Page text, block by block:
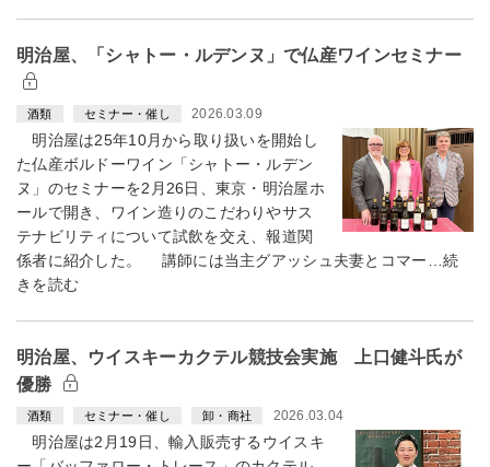
明治屋、「シャトー・ルデンヌ」で仏産ワインセミナー
酒類 セミナー・催し 2026.03.09
明治屋は25年10月から取り扱いを開始し
た仏産ボルドーワイン「シャトー・ルデン
ヌ」のセミナーを2月26日、東京・明治屋ホ
ールで開き、ワイン造りのこだわりやサス
テナビリティについて試飲を交え、報道関
係者に紹介した。 講師には当主グアッシュ夫妻とコマー…続
きを読む
明治屋、ウイスキーカクテル競技会実施 上口健斗氏が
優勝
酒類 セミナー・催し 卸・商社 2026.03.04
明治屋は2月19日、輸入販売するウイスキ